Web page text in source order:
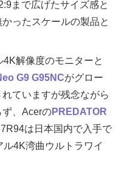
まで広げたサイズ感と
ったスケールの製品と
解像度のモニターと
G9 G95NCがグロー
ていますが残念ながら
ず、AcerのPREDATOR
は日本国内で入手で
4K湾曲ウルトラワイ